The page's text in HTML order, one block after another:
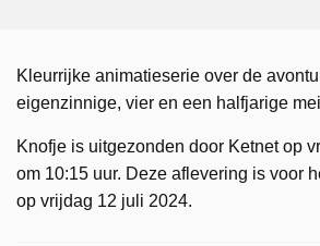
Kleurrijke animatieserie over de
eigenzinnige, vier en een halfjarige
Knofje is uitgezonden door Ketnet op
om 10:15 uur. Deze aflevering is voor
op vrijdag 12 juli 2024.